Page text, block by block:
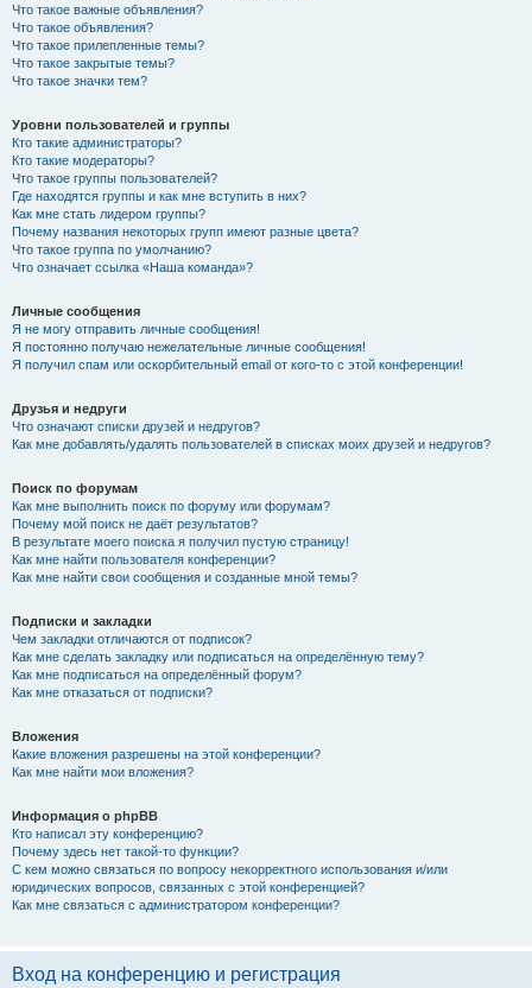
Что такое важные объявления?
Что такое объявления?
Что такое прилепленные темы?
Что такое закрытые темы?
Что такое значки тем?
Уровни пользователей и группы
Кто такие администраторы?
Кто такие модераторы?
Что такое группы пользователей?
Где находятся группы и как мне вступить в них?
Как мне стать лидером группы?
Почему названия некоторых групп имеют разные цвета?
Что такое группа по умолчанию?
Что означает ссылка «Наша команда»?
Личные сообщения
Я не могу отправить личные сообщения!
Я постоянно получаю нежелательные личные сообщения!
Я получил спам или оскорбительный email от кого-то с этой конференции!
Друзья и недруги
Что означают списки друзей и недругов?
Как мне добавлять/удалять пользователей в списках моих друзей и недругов?
Поиск по форумам
Как мне выполнить поиск по форуму или форумам?
Почему мой поиск не даёт результатов?
В результате моего поиска я получил пустую страницу!
Как мне найти пользователя конференции?
Как мне найти свои сообщения и созданные мной темы?
Подписки и закладки
Чем закладки отличаются от подписок?
Как мне сделать закладку или подписаться на определённую тему?
Как мне подписаться на определённый форум?
Как мне отказаться от подписки?
Вложения
Какие вложения разрешены на этой конференции?
Как мне найти мои вложения?
Информация о phpBB
Кто написал эту конференцию?
Почему здесь нет такой-то функции?
С кем можно связаться по вопросу некорректного использования и/или
юридических вопросов, связанных с этой конференцией?
Как мне связаться с администратором конференции?
Вход на конференцию и регистрация